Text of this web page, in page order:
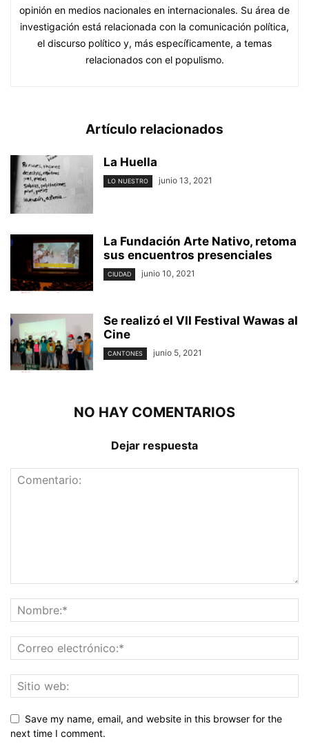
opinión en medios nacionales en internacionales. Su área de
investigación está relacionada con la comunicación política,
el discurso político y, más específicamente, a temas
relacionados con el populismo.
Artículo relacionados
La Huella
LO NUESTRO junio 13, 2021
La Fundación Arte Nativo, retoma
sus encuentros presenciales
CIUDAD junio 10, 2021
Se realizó el VII Festival Wawas al
Cine
CANTONES junio 5, 2021
NO HAY COMENTARIOS
Dejar respuesta
Save my name, email, and website in this browser for the
next time I comment.